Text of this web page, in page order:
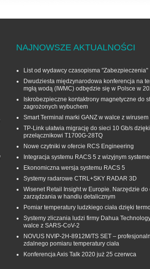
NAJNOWSZE AKTUALNOŚCI
List od wydawcy czasopisma "Zabezpieczenia"
Dwudziesta międzynarodowa konferencja na
mgłą wodą (IWMC) odbędzie się w Polsce w
Iskrobezpieczne kontaktrony magnetyczne do
zagrożonych wybuchem
Smart Terminal marki GANZ w walce z wirusem
TP-Link ułatwia migrację do sieci 10 Gb/s dzięki
przełącznikowi T1700G‑28TQ
Nowe czytniki w ofercie RCS Engineering
Integracja systemu RACS 5 z wizyjnym
Ekonomiczna wersja systemu RACS 5
Systemy radarowe CTRL+SKY RADAR 3D
Wisenet Retail Insight w Europie. Narzędzie do
zarządzania w handlu detalicznym
Pomiar temperatury ludzkiego ciała dzięki
Systemy zliczania ludzi firmy Dahua
walce z SARS-CoV-2
NOVUS NVIP-2H-8912M/TS SET –
zdalnego pomiaru temperatury ciała
Konferencja Axis Talk 2020 już 25 czerwca